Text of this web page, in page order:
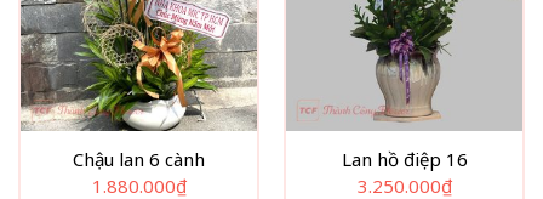
Chậu lan 6 cành
1.880.000₫
Lan hồ điệp 16
3.250.000₫